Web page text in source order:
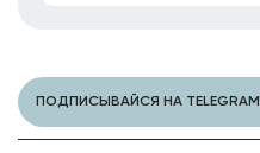
ПОДПИСЫВАЙСЯ НА TELEGRAM